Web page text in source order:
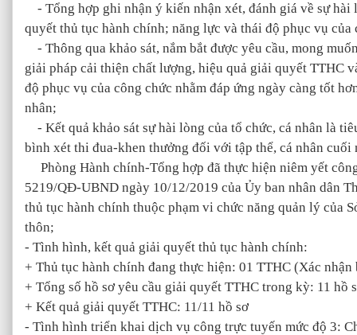
- Tổng hợp ghi nhận ý kiến nhận xét, đánh giá về sự hài
quyết thủ tục hành chính; năng lực và thái độ phục vụ của
- Thông qua khảo sát, nắm bắt được yêu cầu, mong
giải pháp cải thiện chất lượng, hiệu quả giải quyết TTHC
độ phục vụ của công chức nhằm đáp ứng ngày càng tốt
nhân;
- Kết quả khảo sát sự hài lòng của tổ chức, cá nhân là
bình xét thi đua-khen thưởng đối với tập thể, cá nhân cuối
Phòng Hành chính-Tổng hợp đã thực hiện niêm yết
5219/QĐ-UBND ngày 10/12/2019 của Ủy ban nhân dân
thủ tục hành chính thuộc phạm vi chức năng quản lý của
thôn;
- Tình hình, kết quả giải quyết thủ tục hành chính:
+ Thủ tục hành chính đang thực hiện: 01 TTHC (Xác nhận
+ Tổng số hồ sơ yêu cầu giải quyết TTHC trong kỳ: 11 hồ
+ Kết quả giải quyết TTHC: 11/11 hồ sơ
- Tình hình triển khai dịch vụ công trực tuyến mức độ 3: